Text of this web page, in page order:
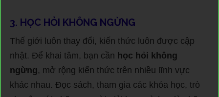
3. HỌC HỎI KHÔNG NGỪNG
Thế giới luôn thay đổi, kiến thức luôn được cập
nhật. Để khai tâm, bạn cần học hỏi không
ngừng, mở rộng kiến thức trên nhiều lĩnh vực
khác nhau. Đọc sách, tham gia các khóa học, trò